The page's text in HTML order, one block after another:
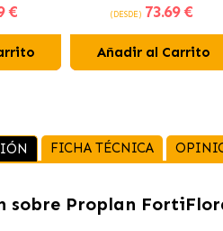
€
con pollo fresco
(DESDE) 73.69 €
Añadir al Carrito
FICHA TÉCNICA
sobre Proplan